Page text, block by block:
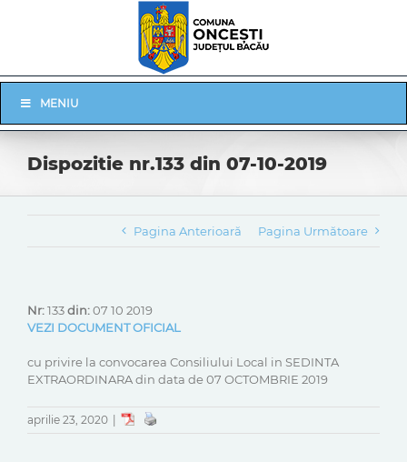
Navigation
MENIU
Dispozitie nr.133 din 07-10-2019
Pagina Anterioară Pagina Următoare
Nr:133din:07 10 2019
VEZI DOCUMENT OFICIAL
cu privire la convocarea Consiliului Local in SEDINTA
EXTRAORDINARA din data de 07 OCTOMBRIE 2019
aprilie 23, 2020